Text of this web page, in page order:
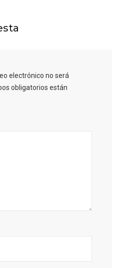
electrónico no será
obligatorios están